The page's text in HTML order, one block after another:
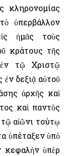
κληρονομίας
ὑπερβάλλον
ἡμᾶς τοὺς
κράτους τῆς
τῷ Χριστῷ
δεξιᾷ αὐτοῦ
ἀρχῆς καὶ
καὶ παντὸς
αἰῶνι τούτῳ
ὑπέταξεν ὑπὸ
κεφαλὴν ὑπὲρ